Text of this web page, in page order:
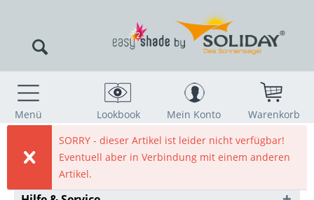
Menü Lookbook Mein Konto
Warenkorb
SORRY - dieser Artikel ist leider nicht verfügbar!
Eventuell aber in Verbindung mit einem anderen
Artikel.